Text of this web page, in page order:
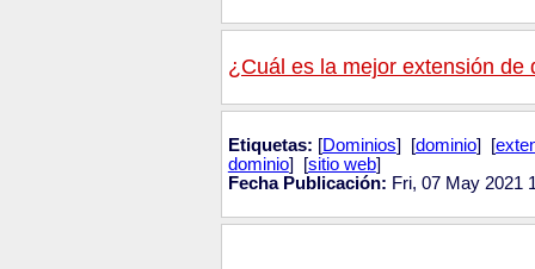
¿Cuál es la mejor extensión de
Etiquetas: [Dominios] [dominio] [
dominio] [sitio web]
Fecha Publicación: Fri, 07 May 2021